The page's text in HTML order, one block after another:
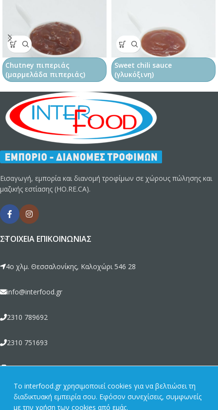
Chutney πιπεριάς
(μαρμελάδα πιπεριάς)
Sweet chili sauce
(γλυκόξινη)
Εισαγωγή, εμπορία και διανομή τροφίμων σε χώρους πώλησης και
μαζικής εστίασης (HO.RE.CA).
ΣΤΟΙΧΕΊΑ ΕΠΙΚΟΙΝΩΝΊΑΣ
4ο χλμ. Θεσσαλονίκης, Καλοχώρι 546 28
info@interfood.gr
2310 789692
2310 751693
2310 789464
ΣΧΕΤΙΚΆ ΜΕ ΕΜΆΣ
To interfood.gr χρησιμοποιεί cookies για να βελτιώσει τη
διαδικτυακή εμπειρία σου. Εφόσον συνεχίσεις, συμφωνείς
με την χρήση των cookies από εμάς.